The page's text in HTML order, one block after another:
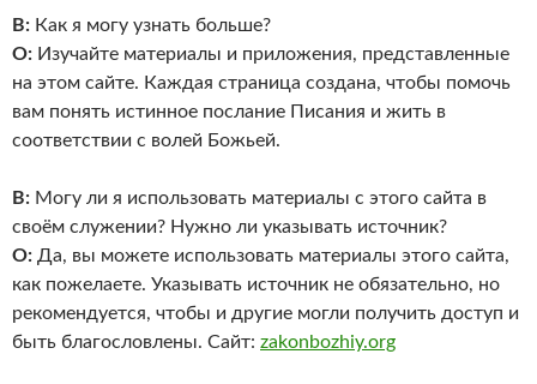
В: Как я могу узнать больше?
О: Изучайте материалы и приложения, представленные
на этом сайте. Каждая страница создана, чтобы помочь
вам понять истинное послание Писания и жить в
соответствии с волей Божьей.
В: Могу ли я использовать материалы с этого сайта в
своём служении? Нужно ли указывать источник?
О: Да, вы можете использовать материалы этого сайта,
как пожелаете. Указывать источник не обязательно, но
рекомендуется, чтобы и другие могли получить доступ и
быть благословлены. Сайт: zakonbozhiy.org